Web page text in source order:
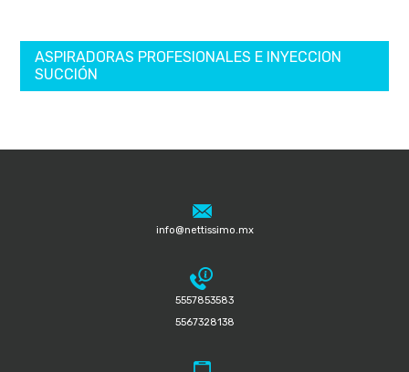
ASPIRADORAS PROFESIONALES E INYECCION
SUCCIÓN
info@nettissimo.mx
5557853583
5567328138